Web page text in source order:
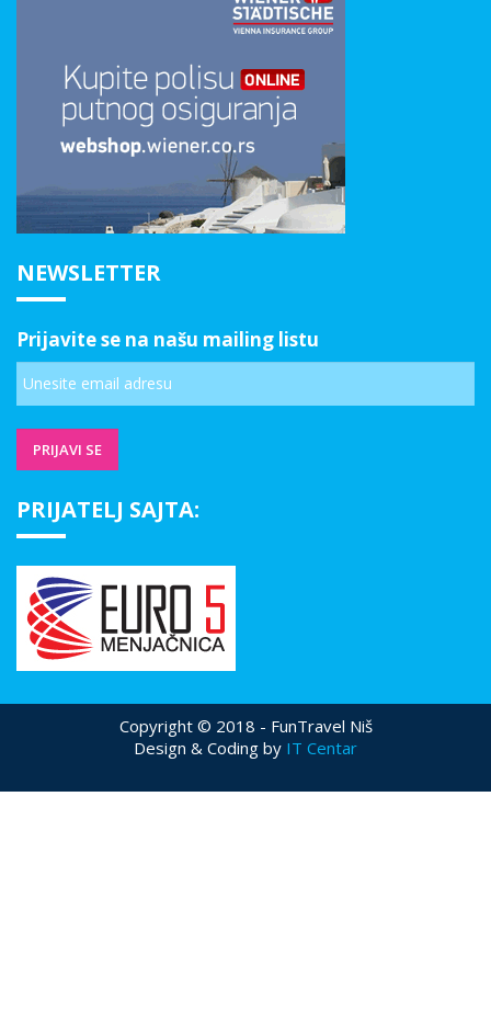
NEWSLETTER
Prijavite se na našu mailing listu
PRIJATELJ SAJTA:
Copyright © 2018 - FunTravel Niš
Design & Coding by IT Centar